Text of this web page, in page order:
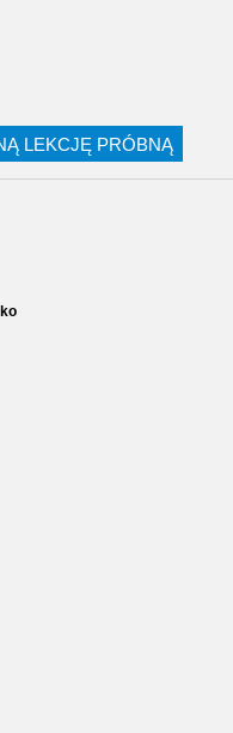
LEKCJĘ PRÓBNĄ